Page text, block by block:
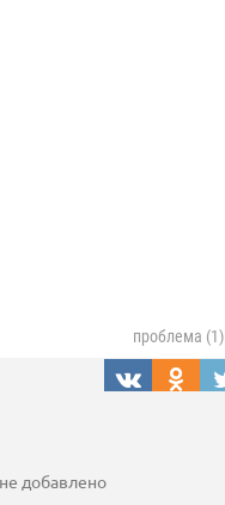
проблема (1)
добавлено